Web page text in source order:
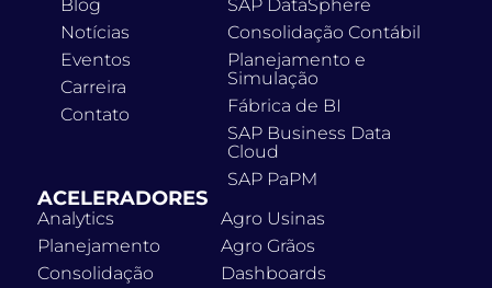
Blog
Notícias
Eventos
Carreira
Contato
SAP DataSphere
Consolidação Contábil
Planejamento e
Simulação
Fábrica de BI
SAP Business Data
Cloud
SAP PaPM
ACELERADORES
Analytics
Planejamento
Consolidação
Agro Usinas
Agro Grãos
Dashboards